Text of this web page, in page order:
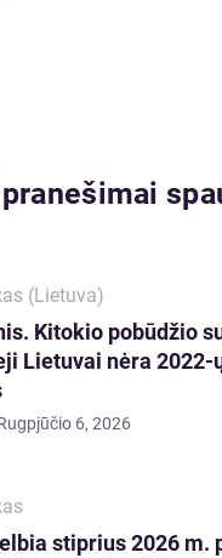
(Lietuva)
Kitokio pobūdžio
Lietuvai nėra 2022-
6, 2026
stiprius 2026 m.